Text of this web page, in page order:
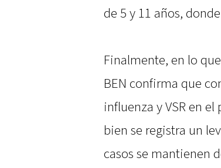
de 5 y 11 años,
Finalmente, en lo
BEN confirma que
influenza y VSR en
bien se registra un
casos se mantienen